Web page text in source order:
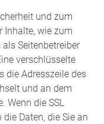
und zum
Inhalte, wie zum
Seitenbetreiber
verschlüsselte
die Adresszeile des
und an dem
Wenn die SSL
Daten, die Sie an